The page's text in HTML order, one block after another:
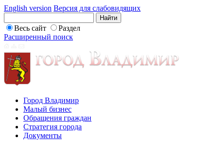
English version Версия для слабовидящих
Весь сайт
Раздел
Расширенный поиск
Город Владимир
Малый бизнес
Обращения граждан
Стратегия города
Документы